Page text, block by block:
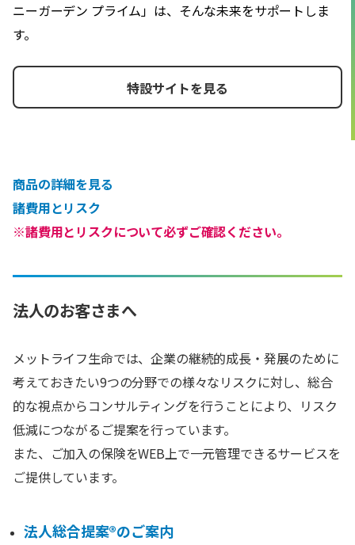
ニーガーデン プライム」は、そんな未来をサポートしま
す。
特設サイトを見る
商品の詳細を見る
諸費用とリスク
※諸費用とリスクについて必ずご確認ください。
法人のお客さまへ
メットライフ生命では、企業の継続的成長・発展のために
考えておきたい9つの分野での様々なリスクに対し、総合
的な視点からコンサルティングを行うことにより、リスク
低減につながるご提案を行っています。
また、ご加入の保険をWEB上で一元管理できるサービスを
ご提供しています。
法人総合提案®のご案内